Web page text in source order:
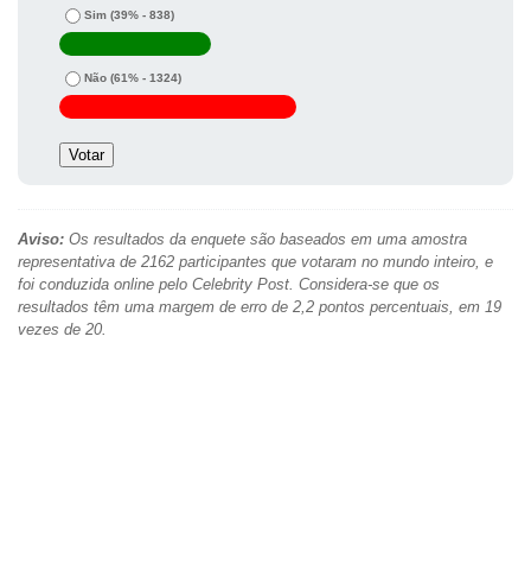
Sim (39% - 838)
Não (61% - 1324)
Aviso: Os resultados da enquete são baseados em uma amostra
representativa de 2162 participantes que votaram no mundo inteiro, e
foi conduzida online pelo Celebrity Post. Considera-se que os
resultados têm uma margem de erro de 2,2 pontos percentuais, em 19
vezes de 20.